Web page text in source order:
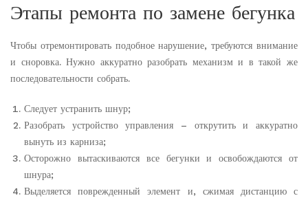
Этапы ремонта по замене бегунка
Чтобы отремонтировать подобное нарушение, требуются внимание
и сноровка. Нужно аккуратно разобрать механизм и в такой же
последовательности собрать.
Следует устранить шнур;
Разобрать устройство управления – открутить и аккуратно
вынуть из карниза;
Осторожно вытаскиваются все бегунки и освобождаются от
шнура;
Выделяется поврежденный элемент и, сжимая дистанцию с